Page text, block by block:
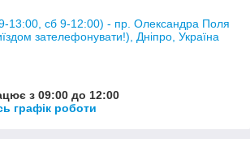
13:00, сб 9-12:00) - пр. Олександра Поля
зателефонувати!), Дніпро, Україна
з 09:00 до 12:00
графік роботи